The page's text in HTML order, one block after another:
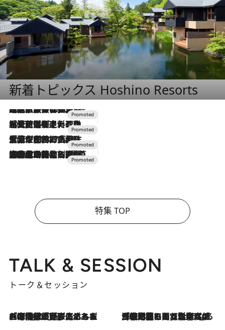
新着トピックス Hoshino Resorts
2026.7.31
【ホテル帰省】という選択肢をOMOが提案。家族とほどよい距離を保つには「昼は実家、夜は気兼ねなくホテルで！」
2026.7.24
【夏限定ディナーコース】旬を迎える稚鮎や花ズッキーニなどをイタリア・トスカーナの郷土料理の手法で満喫！
2026.7.17
「土佐和ハーブかき氷」がOMO7高知に登場！生姜、山椒、大葉など目にも舌にも涼を呼ぶ郷土の味
2026.7.10
NEW OPEN！【界 草津】名湯の地に誕生。趣の異なる2種の温泉と上州ならではの会席・蕎麦割烹など美食を味わう究極の癒やし旅
特集 TOP
TALK & SESSION
トーク＆セッション
2026.8.3
「今後値上げがあるとすれば…」「リスクがあるのは今年の冬」エネルギー専門家が語る、ホルムズ海峡封鎖が家庭にもたらす“ある心配” 2026.8.3
「住宅建てられない…」「サーチャージ料の高値が続いている」ホルムズ海峡封鎖による影響はいつまで続く？《エネルギー専門家に聞く“どうなる日本の暮らし”》